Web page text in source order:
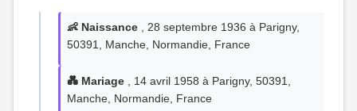
👶 Naissance , 28 septembre 1936 à Parigny,
50391, Manche, Normandie, France
💑 Mariage , 14 avril 1958 à Parigny, 50391,
Manche, Normandie, France